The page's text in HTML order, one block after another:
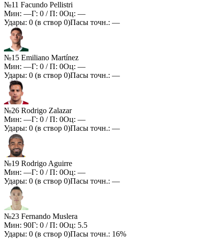
№11 Facundo Pellistri
Мин: —Г: 0 / П: 0Оц: —
Удары: 0 (в створ 0)Пасы точн.: —
№15 Emiliano Martínez
Мин: —Г: 0 / П: 0Оц: —
Удары: 0 (в створ 0)Пасы точн.: —
№26 Rodrigo Zalazar
Мин: —Г: 0 / П: 0Оц: —
Удары: 0 (в створ 0)Пасы точн.: —
№19 Rodrigo Aguirre
Мин: —Г: 0 / П: 0Оц: —
Удары: 0 (в створ 0)Пасы точн.: —
№23 Fernando Muslera
Мин: 90Г: 0 / П: 0Оц: 5.5
Удары: 0 (в створ 0)Пасы точн.: 16%